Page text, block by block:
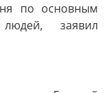
по основным
заявил